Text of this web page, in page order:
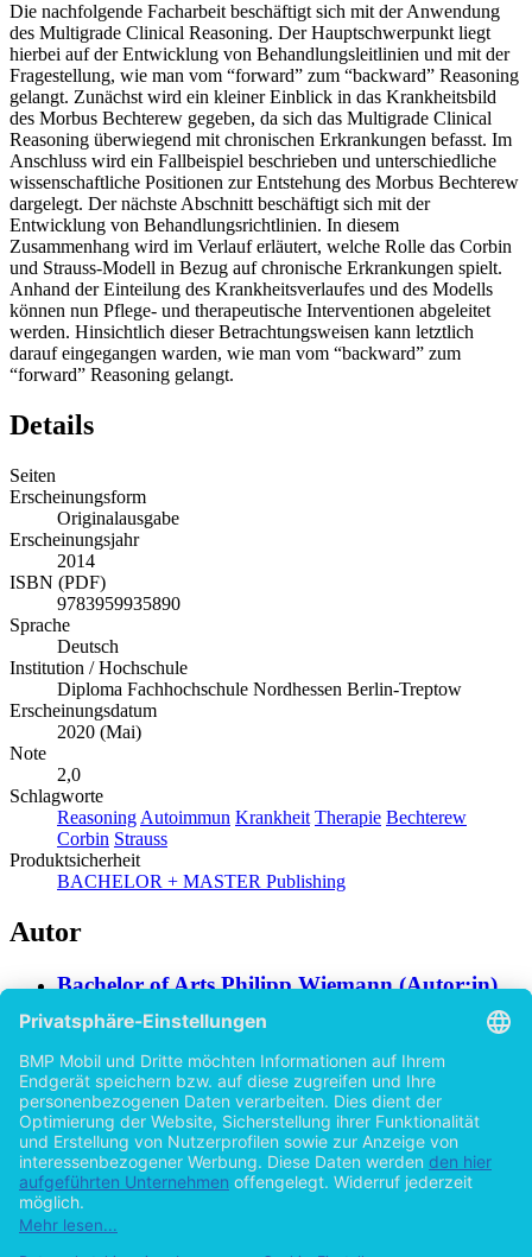
Die nachfolgende Facharbeit beschäftigt sich mit der Anwendung
des Multigrade Clinical Reasoning. Der Hauptschwerpunkt liegt
hierbei auf der Entwicklung von Behandlungsleitlinien und mit der
Fragestellung, wie man vom “forward” zum “backward” Reasoning
gelangt. Zunächst wird ein kleiner Einblick in das Krankheitsbild
des Morbus Bechterew gegeben, da sich das Multigrade Clinical
Reasoning überwiegend mit chronischen Erkrankungen befasst. Im
Anschluss wird ein Fallbeispiel beschrieben und unterschiedliche
wissenschaftliche Positionen zur Entstehung des Morbus Bechterew
dargelegt. Der nächste Abschnitt beschäftigt sich mit der
Entwicklung von Behandlungsrichtlinien. In diesem
Zusammenhang wird im Verlauf erläutert, welche Rolle das Corbin
und Strauss-Modell in Bezug auf chronische Erkrankungen spielt.
Anhand der Einteilung des Krankheitsverlaufes und des Modells
können nun Pflege- und therapeutische Interventionen abgeleitet
werden. Hinsichtlich dieser Betrachtungsweisen kann letztlich
darauf eingegangen warden, wie man vom “backward” zum
“forward” Reasoning gelangt.
Details
Seiten
Erscheinungsform
Originalausgabe
Erscheinungsjahr
2014
ISBN (PDF)
9783959935890
Sprache
Deutsch
Institution / Hochschule
Diploma Fachhochschule Nordhessen Berlin-Treptow
Erscheinungsdatum
2020 (Mai)
Note
2,0
Schlagworte
Reasoning Autoimmun Krankheit Therapie Bechterew
Corbin Strauss
Produktsicherheit
BACHELOR + MASTER Publishing
Autor
Bachelor of Arts Philipp Wiemann (Autor:in)
Hilfe/FAQ
Impressum
Datenschutz
AGB
Vertrag widerrufen
Zur Desktop-Version
Copyright ©Imprint in der Bedey & Thoms Media GmbH powered
byOpen Publishing
Zurück